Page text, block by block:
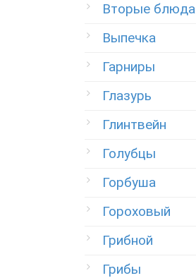
Вторые блюда
Выпечка
Гарниры
Глазурь
Глинтвейн
Голубцы
Горбуша
Гороховый
Грибной
Грибы